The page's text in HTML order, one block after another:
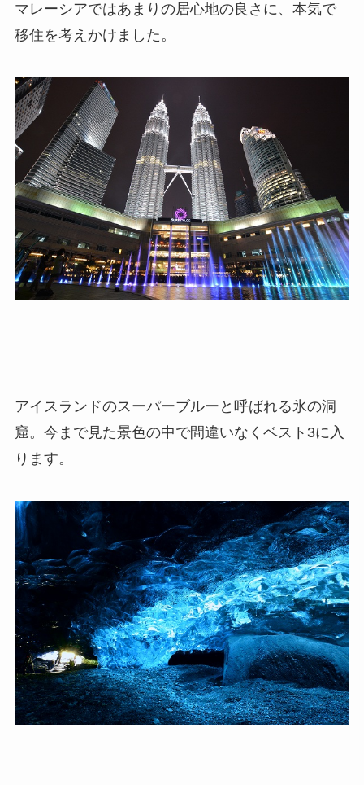
マレーシアではあまりの居心地の良さに、本気で
移住を考えかけました。
アイスランドのスーパーブルーと呼ばれる氷の洞
窟。今まで見た景色の中で間違いなくベスト3に入
ります。